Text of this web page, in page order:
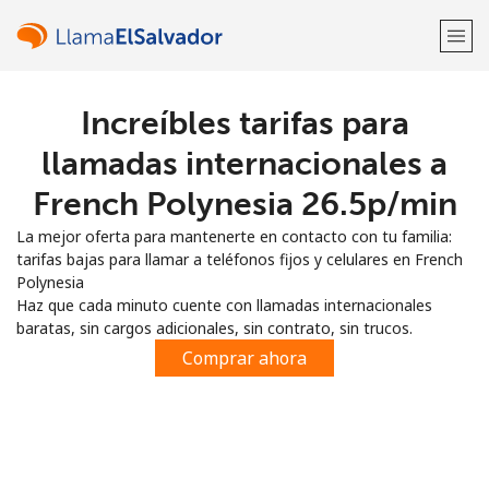
¡Bienvenido!
Regístrate con
o
Increíbles tarifas para
llamadas internacionales a
French Polynesia ⁦26.5p⁩/min
La mejor oferta para mantenerte en contacto con tu familia:
tarifas bajas para llamar a teléfonos fijos y celulares en French
Polynesia
Haz que cada minuto cuente con llamadas internacionales
baratas, sin cargos adicionales, sin contrato, sin trucos.
Comprar ahora